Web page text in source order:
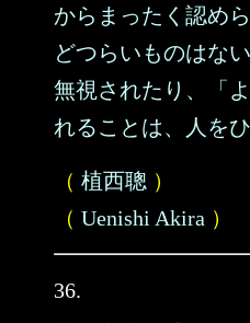
からまったく認め
どつらいものはない
無視されたり、「
れることは、人を
（ 植西聰 ）
（ Uenishi Akira ）
36.